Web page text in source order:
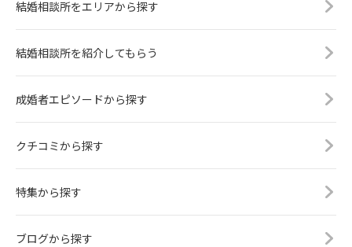
結婚相談所をエリアから探す
結婚相談所を紹介してもらう
成婚者エピソードから探す
クチコミから探す
特集から探す
ブログから探す